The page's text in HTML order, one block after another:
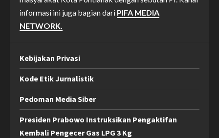
informasi ini juga bagian dari PIFA MEDIA
NETWORK.
Kebijakan Privasi
Kode Etik Jurnalistik
Pedoman Media Siber
Presiden Prabowo Instruksikan Pengaktifan
Kembali Pengecer Gas LPG 3 Kg